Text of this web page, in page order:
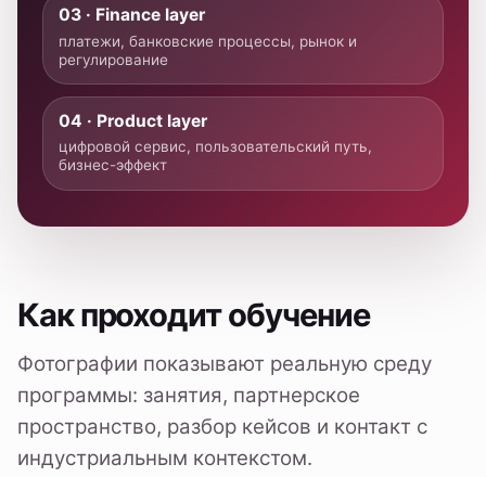
Как проходит обучение
Фотографии показывают реальную среду
программы: занятия, партнерское
пространство, разбор кейсов и контакт с
индустриальным контекстом.
Студенты в учебном пространстве